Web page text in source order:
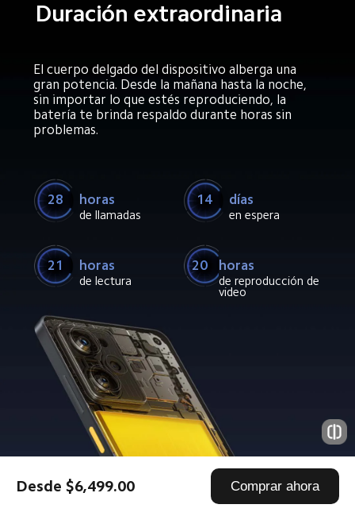
Desde $6,499.00 Comprar ahora
Duración extraordinaria
El cuerpo delgado del dispositivo alberga una
gran potencia. Desde la mañana hasta la noche,
sin importar lo que estés reproduciendo, la
batería te brinda respaldo durante horas sin
problemas.
28 horas
de llamadas
14 días
en espera
21 horas
de lectura
20 horas
de reproducción de
video